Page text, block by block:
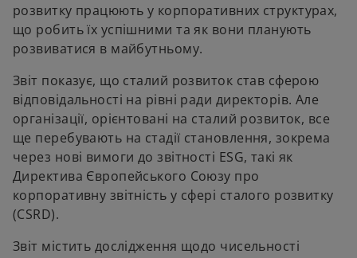
розвитку працюють у корпоративних структурах,
що робить їх успішними та як вони планують
розвиватися в майбутньому.
Звіт показує, що сталий розвиток став сферою
відповідальності на рівні ради директорів. Але
організації, орієнтовані на сталий розвиток, все
ще перебувають на стадії становлення, зокрема
через нові вимоги до звітності ESG, такі як
Директива Європейського Союзу про
корпоративну звітність у сфері сталого розвитку
(CSRD).
Звіт містить дослідження щодо чисельності